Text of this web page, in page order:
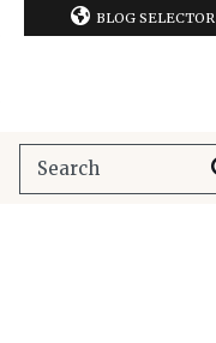
BLOG SELECTOR